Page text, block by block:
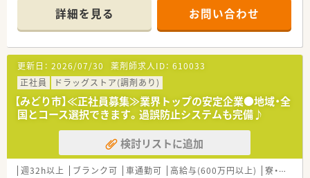
頑張り次第で高給与も可能！
■経験や勤務コースによりますが、経験の少ない方でも500万前
半スタートと業界TOP水準！
■職種や職域に合わせ、豊富な社内研修や外部組織と連携した研
修を用意されています
■薬剤師が中心の会社だからこそ活躍できるキャリアパスが多
種多様に用意されています。
■店舗拡大に伴い、エリアマネジャーや営業部長等のマネジメン
トのポジションも増えます。
■在宅や教育等の専門性を活かせるスペシャリストを目指すこ
とも可能です。
■その他にも、管理部門や商品部門等の本社スタッフなど活動領
域は多種多様です。
■在宅実施店舗は年々増加しており、在宅医療へもしっかりと関
詳細を見る お問い合わせ
更新日： 2026/07/30 薬剤師求人ID： 610033
正社員
ドラッグストア(調剤あり)
【みどり市】≪正社員募集≫業界トップの安定企業●地域・全
国とコース選択できます。過誤防止システムも完備♪
検討リストに追加
週32h以上 ブランク可 車通勤可 高給与(600万円以上) 寮・借上社宅あり